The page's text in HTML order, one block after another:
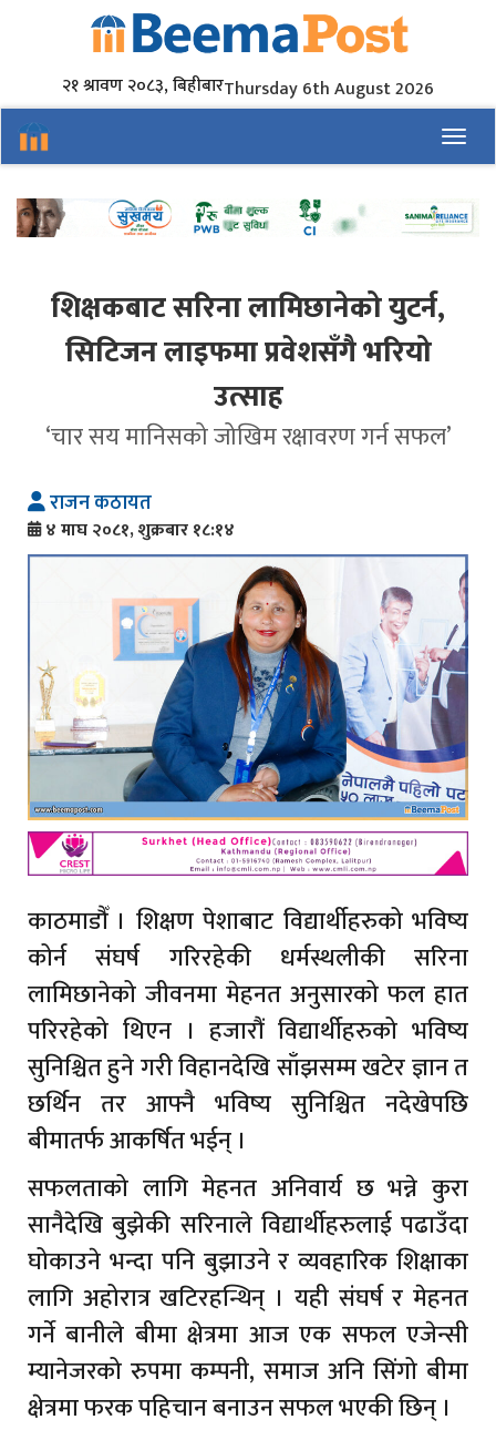
२१ श्रावण २०८३, बिहीबारThursday 6th August 2026
शिक्षकबाट सरिना लामिछानेको युटर्न,
सिटिजन लाइफमा प्रवेशसँगै भरियो
उत्साह
‘चार सय मानिसको जोखिम रक्षावरण गर्न सफल’
राजन कठायत
४ माघ २०८१, शुक्रबार १८:१४
काठमाडौँ । शिक्षण पेशाबाट विद्यार्थीहरुको भविष्य
कोर्न संघर्ष गरिरहेकी धर्मस्थलीकी सरिना
लामिछानेको जीवनमा मेहनत अनुसारको फल हात
परिरहेको थिएन । हजारौं विद्यार्थीहरुको भविष्य
सुनिश्चित हुने गरी विहानदेखि साँझसम्म खटेर ज्ञान त
छर्थिन तर आफ्नै भविष्य सुनिश्चित नदेखेपछि
बीमातर्फ आकर्षित भईन् ।
सफलताको लागि मेहनत अनिवार्य छ भन्ने कुरा
सानैदेखि बुझेकी सरिनाले विद्यार्थीहरुलाई पढाउँदा
घोकाउने भन्दा पनि बुझाउने र व्यवहारिक शिक्षाका
लागि अहोरात्र खटिरहन्थिन् । यही संघर्ष र मेहनत
गर्ने बानीले बीमा क्षेत्रमा आज एक सफल एजेन्सी
म्यानेजरको रुपमा कम्पनी, समाज अनि सिंगो बीमा
क्षेत्रमा फरक पहिचान बनाउन सफल भएकी छिन् ।